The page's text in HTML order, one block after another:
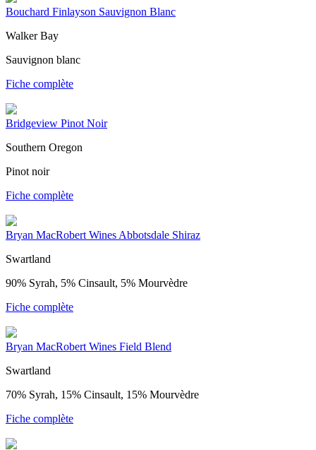
Bouchard Finlayson Sauvignon Blanc
Walker Bay
Sauvignon blanc
Fiche complète
Bridgeview Pinot Noir
Southern Oregon
Pinot noir
Fiche complète
Bryan MacRobert Wines Abbotsdale Shiraz
Swartland
90% Syrah, 5% Cinsault, 5% Mourvèdre
Fiche complète
Bryan MacRobert Wines Field Blend
Swartland
70% Syrah, 15% Cinsault, 15% Mourvèdre
Fiche complète